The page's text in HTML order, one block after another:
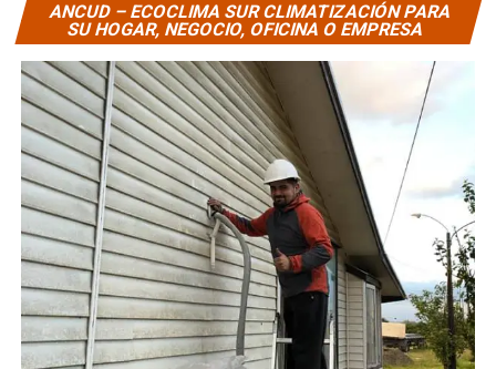
ANCUD – ECOCLIMA SUR CLIMATIZACIÓN PARA
SU HOGAR, NEGOCIO, OFICINA O EMPRESA